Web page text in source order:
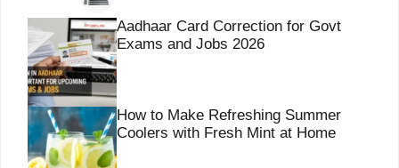
Aadhaar Card Correction for Govt
Exams and Jobs 2026
How to Make Refreshing Summer
Coolers with Fresh Mint at Home